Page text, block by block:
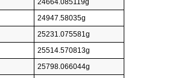
24664.085119g
24947.58035g
25231.075581g
25514.570813g
25798.066044g